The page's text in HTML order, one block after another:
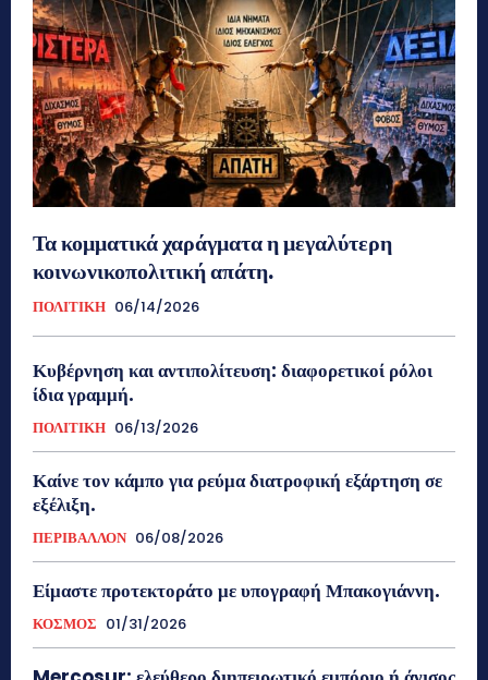
Τα κομματικά χαράγματα η μεγαλύτερη
κοινωνικοπολιτική απάτη.
ΠΟΛΙΤΙΚΗ 06/14/2026
Κυβέρνηση και αντιπολίτευση: διαφορετικοί ρόλοι
ίδια γραμμή.
ΠΟΛΙΤΙΚΗ 06/13/2026
Καίνε τον κάμπο για ρεύμα διατροφική εξάρτηση σε
εξέλιξη.
ΠΕΡΙΒΑΛΛΟΝ 06/08/2026
Είμαστε προτεκτοράτο με υπογραφή Μπακογιάννη.
ΚΟΣΜΟΣ 01/31/2026